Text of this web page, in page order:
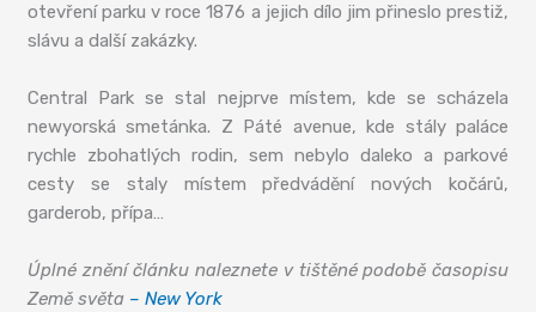
otevření parku v roce 1876 a jejich dílo jim přineslo prestiž,
slávu a další zakázky.
Central Park se stal nejprve místem, kde se scházela
newyorská smetánka. Z Páté avenue, kde stály paláce
rychle zbohatlých rodin, sem nebylo daleko a parkové
cesty se staly místem předvádění nových kočárů,
garderob, přípa…
Úplné znění článku naleznete v tištěné podobě časopisu
Země světa – New York